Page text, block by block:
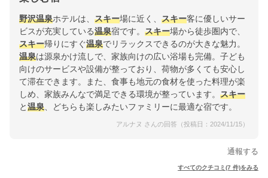
野沢温泉ホテルは、 スキー場に近く、 スキー客に優しいサー
ビスが充実している温泉宿です。 スキー場から徒歩圏内で、
スキー帰りにすぐ温泉でリラックスできるのが大きな魅力。
温泉は源泉かけ流しで、家族向けの広い浴場も完備。子ども
向けのサービスや設備が整っており、荷物が多くても安心し
て滞在できます。また、食事も地元の食材を使った料理が楽
しめ、家族みんなで満足できる環境が整っています。 スキー
と温泉 、どちらも楽しみたいファミリーに最適な宿です。
アルナヌ さんの回答（投稿日：2024/11/15）
通報する
すべてのクチコミ(7 件)をみる